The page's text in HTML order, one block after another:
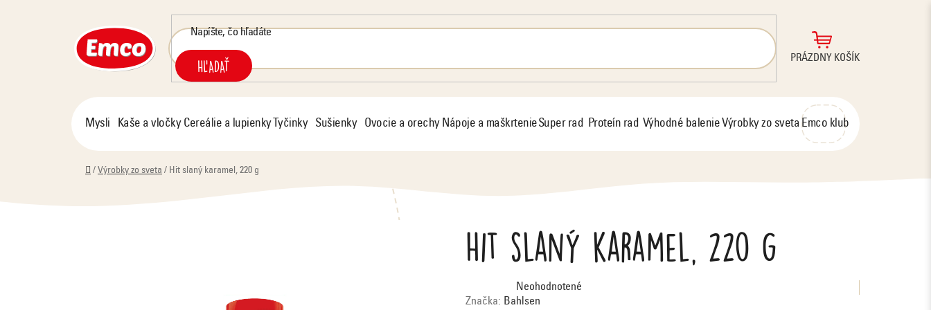
HĽADAŤ
NÁKUPNÝ
PRÁZDNY KOŠÍK
Mysli Kaše a vločky Cereálie a lupienky Tyčinky Sušienky Ovocie a orechy Nápoje a maškrtenieSuper rad Proteín rad Výhodné balenie Výrobky zo svetaEmco klub
Domov
/ Výrobky zo sveta / Hit slaný karamel, 220 g
Hit slaný karamel, 220 g
Priemerné
hodnotenie
produktu
je
Neohodnotené
Značka: Bahlsen